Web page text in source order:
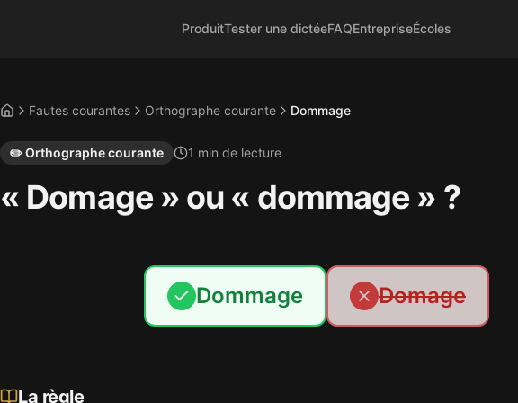
ProduitTester une dictéeFAQEntrepriseÉcoles
AccueilFautes courantes Orthographe courante Dommage
✏️Orthographe courante 1 min de lecture
« Domage » ou « dommage » ?
Dommage Domage
La règle